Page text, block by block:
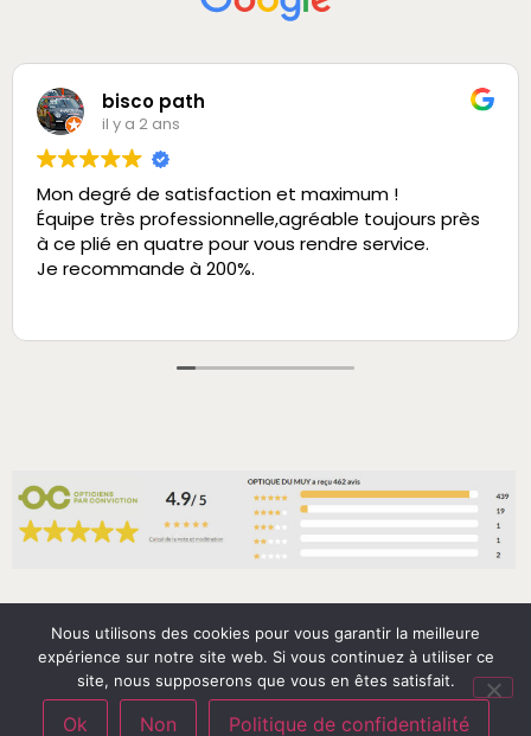
bisco path
il y a 2 ans
Mon degré de satisfaction et maximum !
Équipe très professionnelle,agréable toujours près
à ce plié en quatre pour vous rendre service.
Je recommande à 200%.
© Copyright 2026 – Optique du Muy – byD&C
Mentions légales
Nous utilisons des cookies pour vous garantir la meilleure
expérience sur notre site web. Si vous continuez à utiliser ce
site, nous supposerons que vous en êtes satisfait.
Ok Non Politique de confidentialité